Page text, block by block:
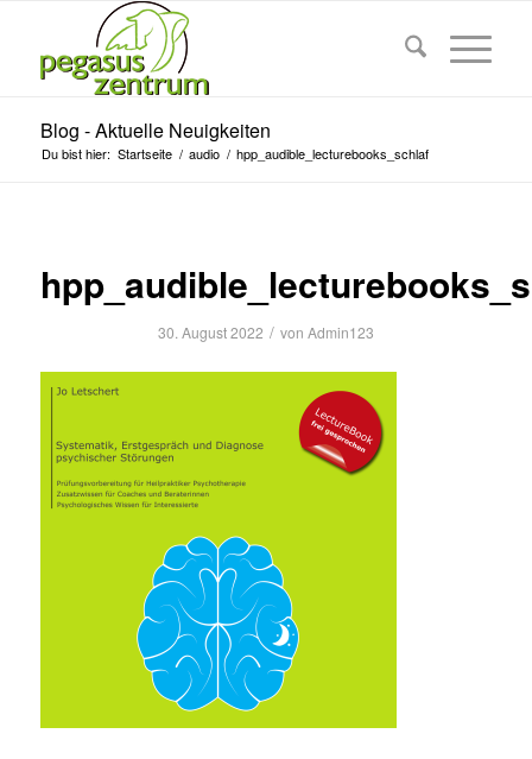
Blog - Aktuelle Neuigkeiten
Du bist hier: Startseite / audio / hpp_audible_lecturebooks_schlaf
30. August 2022 / von Admin123